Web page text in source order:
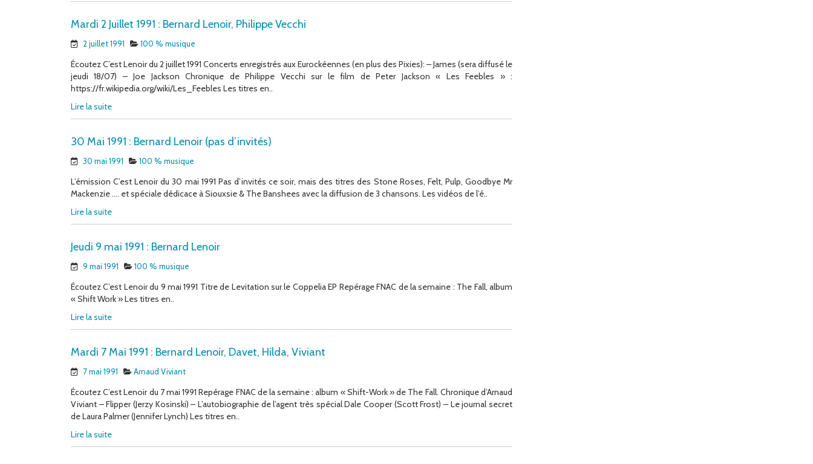
Mardi 2 Juillet 1991 : Bernard Lenoir, Philippe Vecchi
2 juillet 1991 100 % musique
Écoutez C’est Lenoir du 2 juillet 1991 Concerts enregistrés aux Eurockéennes (en plus des Pixies): – James (sera diffusé le
jeudi 18/07) – Joe Jackson Chronique de Philippe Vecchi sur le film de Peter Jackson « Les Feebles » :
https://fr.wikipedia.org/wiki/Les_Feebles Les titres en..
Lire la suite
30 Mai 1991 : Bernard Lenoir (pas d’invités)
30 mai 1991 100 % musique
L’émission C’est Lenoir du 30 mai 1991 Pas d’invités ce soir, mais des titres des Stone Roses, Felt, Pulp, Goodbye Mr
Mackenzie …. et spéciale dédicace à Siouxsie & The Banshees avec la diffusion de 3 chansons. Les vidéos de l’é..
Lire la suite
Jeudi 9 mai 1991 : Bernard Lenoir
9 mai 1991 100 % musique
Écoutez C’est Lenoir du 9 mai 1991 Titre de Levitation sur le Coppelia EP Repérage FNAC de la semaine : The Fall, album
« Shift Work » Les titres en..
Lire la suite
Mardi 7 Mai 1991 : Bernard Lenoir, Davet, Hilda, Viviant
7 mai 1991 Arnaud Viviant
Écoutez C’est Lenoir du 7 mai 1991 Repérage FNAC de la semaine : album « Shift-Work » de The Fall. Chronique d’Arnaud
Viviant – Flipper (Jerzy Kosinski) – L’autobiographie de l’agent très spécial Dale Cooper (Scott Frost) – Le journal secret
de Laura Palmer (Jennifer Lynch) Les titres en..
Lire la suite